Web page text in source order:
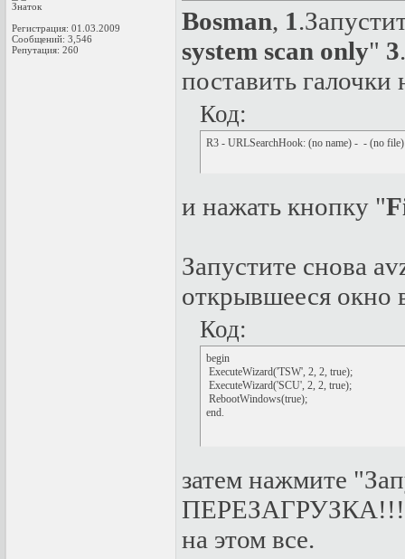
Знаток
Регистрация: 01.03.2009
Сообщений: 3,546
Репутация: 260
Bosman, 1
system scan only" 3
поставить
Код:
R3 - URLSearchHook: (no name) -  - (no file)
и нажать кнопку "
Запустите снова
открывшееся окно
Код:
begin
ExecuteWizard('TSW', 2, 2, true);
ExecuteWizard('SCU', 2, 2, true);
RebootWindows(true);
end.
затем нажмите
ПЕРЕЗАГРУЗКА!!!
на этом все.